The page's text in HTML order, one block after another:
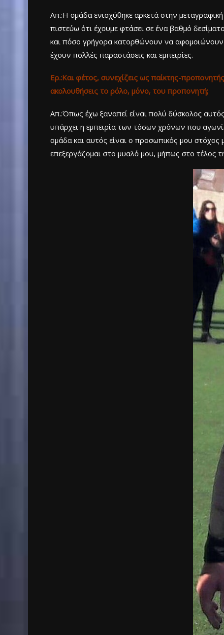
Απ.:Η ομάδα ενισχύθηκε αρκετά στην
πιστεύω ότι έχουμε φτάσει σε ένα βαθμό
και πόσο γρήγορα κατορθώνουν να
έχουν πολλές παραστάσεις και εμπειρίες.
Ερ.:Και φέτος, συνεχίζεις ως παίκτης-
ακολουθήσεις το ρόλο, μόνο, του προπονητή;
Απ.:Όπως έχω ξαναπεί είναι πολύ δύσκολος
υπάρχει η εμπειρία των τόσων χρόνων που
ομάδα και αυτός είναι ο προσωπικός μου
επεξεργάζομαι στο μυαλό μου, μήπως στο τέλος